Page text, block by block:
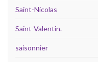
Saint-Nicolas
Saint-Valentin.
saisonnier